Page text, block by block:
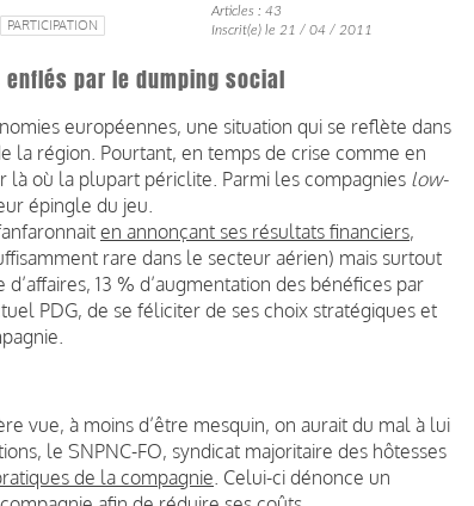
PARTICIPATION
Articles : 43
Inscrit(e) le 21 / 04 / 2011
enflés par le dumping social
européennes, une situation qui se reflète dans
la région. Pourtant, en temps de crise comme en
où la plupart périclite. Parmi les compagnies low-
épingle du jeu.
en annonçant ses résultats financiers,
rare dans le secteur aérien) mais surtout
13 % d’augmentation des bénéfices par
PDG, de se féliciter de ses choix stratégiques et
vue, à moins d’être mesquin, on aurait du mal à lui
le SNPNC-FO, syndicat majoritaire des hôtesses
de la compagnie . Celui-ci dénonce un